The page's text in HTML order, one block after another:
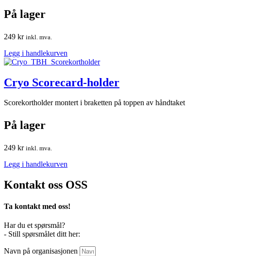
På lager
249 kr inkl. mva.
Legg i handlekurven
Cryo Scorecard-holder
Scorekortholder montert i braketten på toppen av håndtaket
På lager
249 kr inkl. mva.
Legg i handlekurven
Kontakt oss OSS
Ta kontakt med oss!
Har du et spørsmål?
- Still spørsmålet ditt her:
Navn på organisasjonen